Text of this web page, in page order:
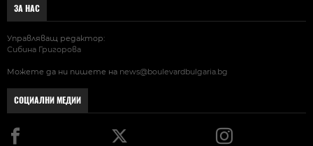
ЗА НАС
Управляващ редактор:
Сибина Григорова
Можете да ни пишете на news@boulevardbulgaria.bg
СОЦИАЛНИ МЕДИИ